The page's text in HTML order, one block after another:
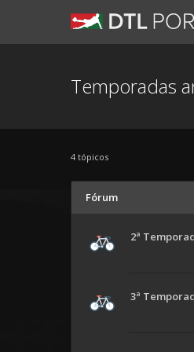
Temporadas
4 tópicos
Fórum
2ª
3ª